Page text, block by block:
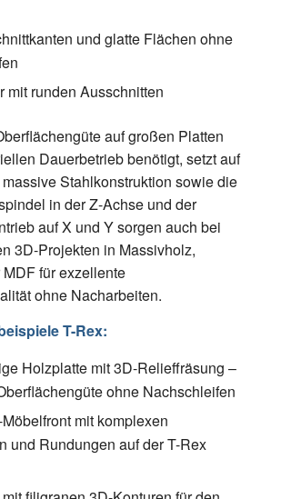
und glatte Flächen ohne
mit runden Ausschnitten
auf großen Platten
Dauerbetrieb benötigt, setzt auf
Stahlkonstruktion sowie die
in der Z-Achse und der
auf X und Y sorgen auch bei
3D-Projekten in Massivholz,
für exzellente
ohne Nacharbeiten.
T-Rex:
Holzplatte mit 3D-Relieffräsung –
ohne Nachschleifen
mit komplexen
und Rundungen auf der T-Rex